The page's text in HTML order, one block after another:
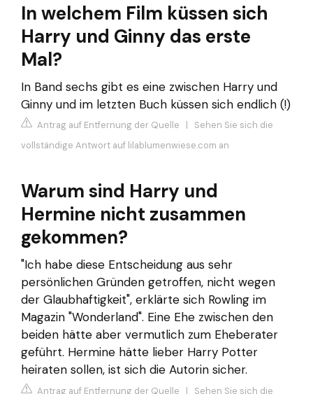
In welchem Film küssen sich
Harry und Ginny das erste
Mal?
In Band sechs gibt es eine zwischen Harry und
Ginny und im letzten Buch küssen sich endlich (!)
Antrag auf Entfernung der Quelle | Sehen Sie sich die
vollständige Antwort auf lilablumenwiese.com an
Warum sind Harry und
Hermine nicht zusammen
gekommen?
"Ich habe diese Entscheidung aus sehr
persönlichen Gründen getroffen, nicht wegen
der Glaubhaftigkeit", erklärte sich Rowling im
Magazin "Wonderland". Eine Ehe zwischen den
beiden hätte aber vermutlich zum Eheberater
geführt. Hermine hätte lieber Harry Potter
heiraten sollen, ist sich die Autorin sicher.
Antrag auf Entfernung der Quelle | Sehen Sie sich die